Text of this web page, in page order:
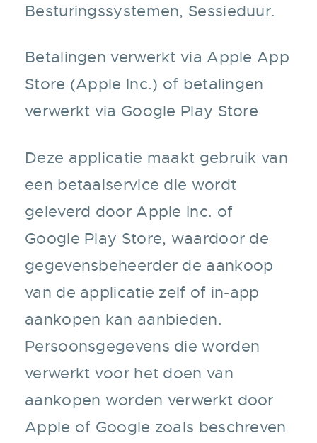
Besturingssystemen, Sessieduur.
Betalingen verwerkt via Apple App
Store (Apple Inc.) of betalingen
verwerkt via Google Play Store
Deze applicatie maakt gebruik van
een betaalservice die wordt
geleverd door Apple Inc. of
Google Play Store, waardoor de
gegevensbeheerder de aankoop
van de applicatie zelf of in-app
aankopen kan aanbieden.
Persoonsgegevens die worden
verwerkt voor het doen van
aankopen worden verwerkt door
Apple of Google zoals beschreven